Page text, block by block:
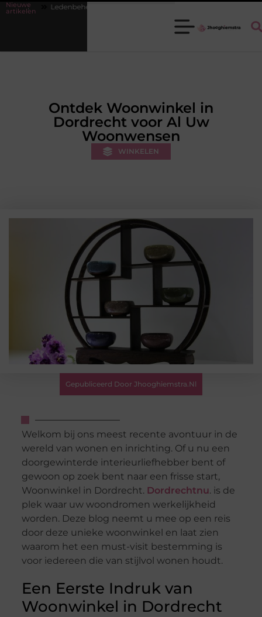
Nieuwe
artikelen
op orde krijgen zonder extra werkdruk
Ontdek Woonwinkel in
Dordrecht voor Al Uw
Woonwensen
WINKELEN
Gepubliceerd Door Jhooghiemstra.nl
Welkom bij ons meest recente avontuur in de
wereld van wonen en inrichting. Of u nu een
doorgewinterde interieurliefhebber bent of
gewoon op zoek bent naar een frisse start,
Woonwinkel in Dordrecht. Dordrechtnu. is de
plek waar uw woondromen werkelijkheid
worden. Deze blog neemt u mee op een reis
door deze unieke woonwinkel en laat zien
waarom het een must-visit bestemming is
voor iedereen die van stijlvol wonen houdt.
Een Eerste Indruk van
Woonwinkel in Dordrecht